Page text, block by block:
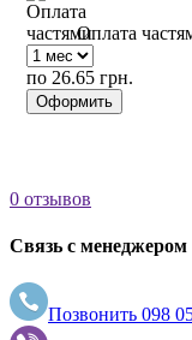
1012
1013
Оплата
по 26.65 грн.
Оформить
0 отзывов
Связь с менеджером
Позвонить 098